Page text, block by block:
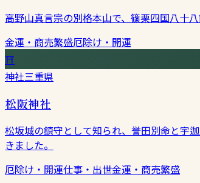
高野山真言宗の別格本山で、篠栗四国八十
金運・商売繁盛厄除け・開運
⛩
神社三重県
松阪神社
松坂城の鎮守として知られ、誉田別命と宇
きました。
厄除け・開運仕事・出世金運・商売繁盛